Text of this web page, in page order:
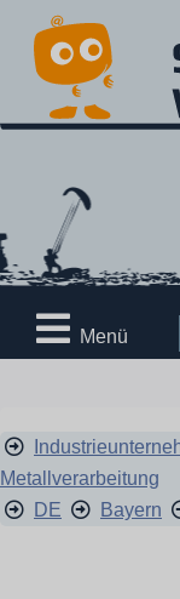
Menü
Metallverarbeitung
DE
Bayern